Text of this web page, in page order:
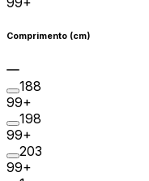
Comprimento (cm)
188
99+
198
99+
203
99+